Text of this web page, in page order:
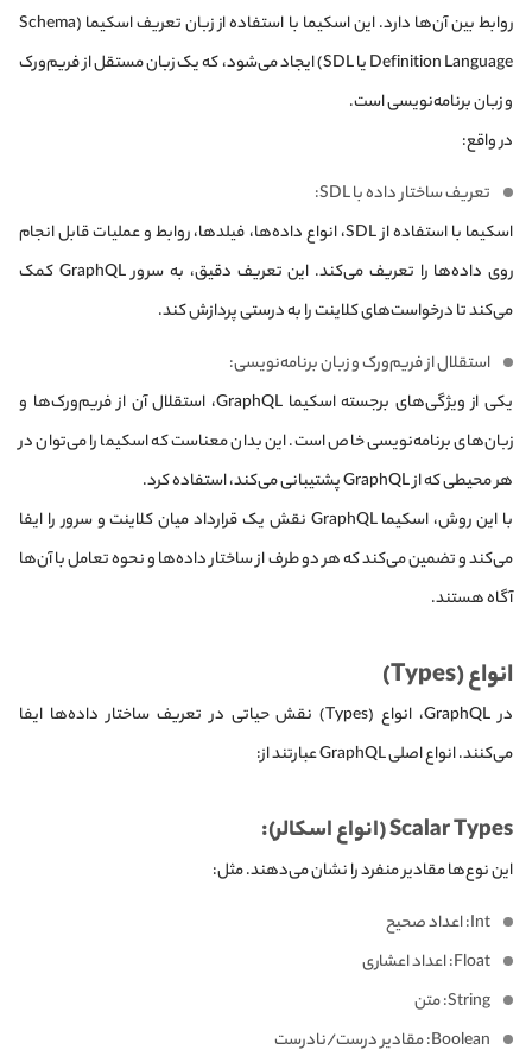
روابط بین آن‌ها دارد. این اسکیما با استفاده از زبان تعریف اسکیما (Schema
Definition Language یا SDL) ایجاد می‌شود، که یک زبان مستقل از فریم‌ورک
و زبان برنامه‌نویسی است.
در واقع:
تعریف ساختار داده با SDL:
اسکیما با استفاده از SDL، انواع داده‌ها، فیلدها، روابط و عملیات قابل انجام
روی داده‌ها را تعریف می‌کند. این تعریف دقیق، به سرور GraphQL کمک
می‌کند تا درخواست‌های کلاینت را به درستی پردازش کند.
استقلال از فریم‌ورک و زبان برنامه‌نویسی:
یکی از ویژگی‌های برجسته اسکیما GraphQL، استقلال آن از فریم‌ورک‌ها و
زبان‌های برنامه‌نویسی خاص است. این بدان معناست که اسکیما را می‌توان در
هر محیطی که از GraphQL پشتیبانی می‌کند، استفاده کرد.
با این روش، اسکیما GraphQL نقش یک قرارداد میان کلاینت و سرور را ایفا
می‌کند و تضمین می‌کند که هر دو طرف از ساختار داده‌ها و نحوه تعامل با آن‌ها
آگاه هستند.
انواع (Types)
در GraphQL، انواع (Types) نقش حیاتی در تعریف ساختار داده‌ها ایفا
می‌کنند. انواع اصلی GraphQL عبارتند از:
Scalar Types (انواع اسکالر):
این نوع‌ها مقادیر منفرد را نشان می‌دهند. مثل:
Int: اعداد صحیح
Float: اعداد اعشاری
String: متن
Boolean: مقادیر درست/نادرست